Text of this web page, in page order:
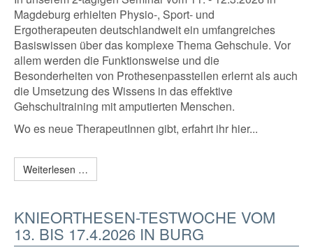
Magdeburg erhielten Physio-, Sport- und
Ergotherapeuten deutschlandweit ein umfangreiches
Basiswissen über das komplexe Thema Gehschule. Vor
allem werden die Funktionsweise und die
Besonderheiten von Prothesenpassteilen erlernt als auch
die Umsetzung des Wissens in das effektive
Gehschultraining mit amputierten Menschen.
Wo es neue TherapeutInnen gibt, erfahrt ihr hier...
Weiterlesen …
KNIEORTHESEN-TESTWOCHE VOM
13. BIS 17.4.2026 IN BURG